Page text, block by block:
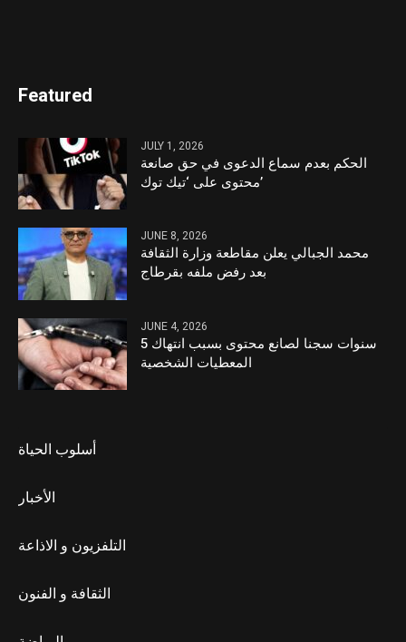
Featured
JULY 1, 2026
الحكم بعدم سماع الدعوى في حق صانعة
محتوى على ‘تيك توك’
JUNE 8, 2026
محمد الجبالي يعلن مقاطعة وزارة الثقافة
بعد رفض ملفه بقرطاج
JUNE 4, 2026
5 سنوات سجنا لصانع محتوى بسبب انتهاك
المعطيات الشخصية
أسلوب الحياة
الأخبار
التلفزيون و الاذاعة
الثقافة و الفنون